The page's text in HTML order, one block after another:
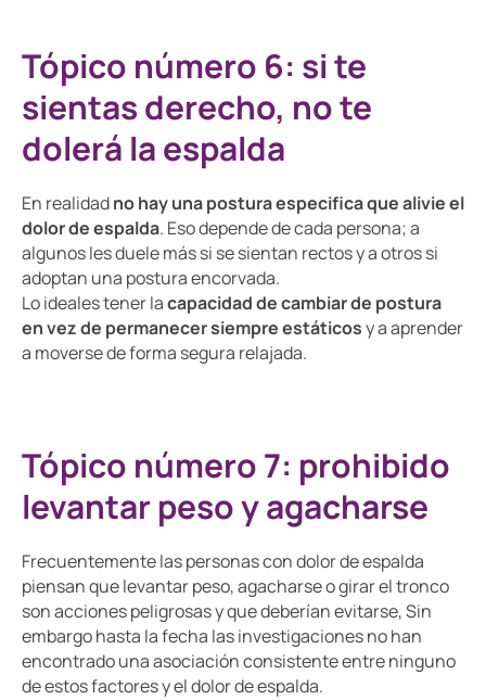
Tópico número 6: si te
sientas derecho, no te
dolerá la espalda
En realidadno hay una postura especifica que alivie el
dolor de espalda. Eso depende de cada persona; a
algunos les duele más si se sientan rectos y a otros si
adoptan una postura encorvada.
Lo ideales tener lacapacidad de cambiar de postura
en vez de permanecer siempre estáticosy a aprender
a moverse de forma segura relajada.
Tópico número 7: prohibido
levantar peso y agacharse
Frecuentemente las personas con dolor de espalda
piensan que levantar peso, agacharse o girar el tronco
son acciones peligrosas y que deberían evitarse, Sin
embargo hasta la fecha las investigaciones no han
encontrado una asociación consistente entre ninguno
de estos factores y el dolor de espalda.